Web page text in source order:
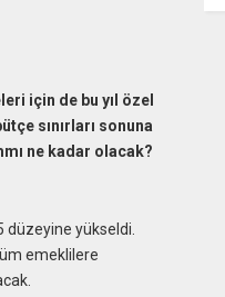
için de bu yıl özel
sınırları sonuna
ne kadar olacak?
düzeyine yükseldi.
emeklilere